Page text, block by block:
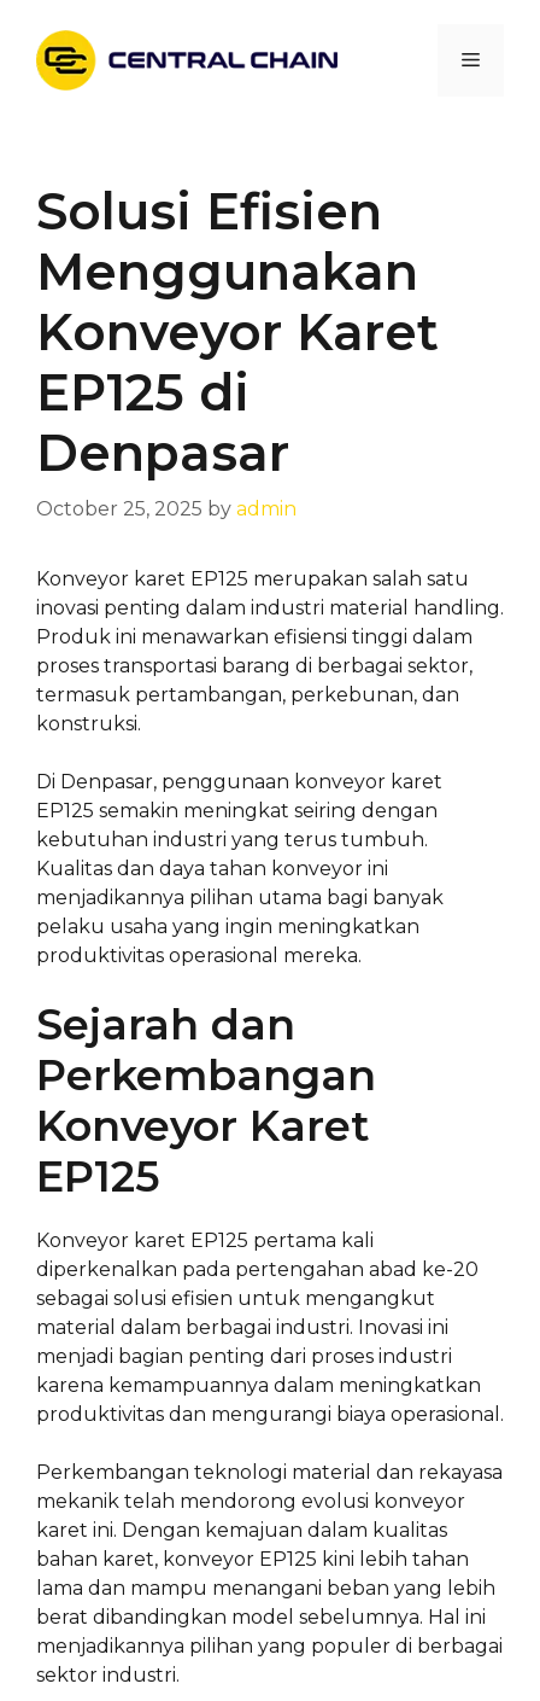
content
Menu
Solusi Efisien
Menggunakan
Konveyor Karet
EP125 di
Denpasar
October 25, 2025 by admin
Konveyor karet EP125 merupakan salah satu
inovasi penting dalam industri material handling.
Produk ini menawarkan efisiensi tinggi dalam
proses transportasi barang di berbagai sektor,
termasuk pertambangan, perkebunan, dan
konstruksi.
Di Denpasar, penggunaan konveyor karet
EP125 semakin meningkat seiring dengan
kebutuhan industri yang terus tumbuh.
Kualitas dan daya tahan konveyor ini
menjadikannya pilihan utama bagi banyak
pelaku usaha yang ingin meningkatkan
produktivitas operasional mereka.
Sejarah dan
Perkembangan
Konveyor Karet
EP125
Konveyor karet EP125 pertama kali
diperkenalkan pada pertengahan abad ke-20
sebagai solusi efisien untuk mengangkut
material dalam berbagai industri. Inovasi ini
menjadi bagian penting dari proses industri
karena kemampuannya dalam meningkatkan
produktivitas dan mengurangi biaya operasional.
Perkembangan teknologi material dan rekayasa
mekanik telah mendorong evolusi konveyor
karet ini. Dengan kemajuan dalam kualitas
bahan karet, konveyor EP125 kini lebih tahan
lama dan mampu menangani beban yang lebih
berat dibandingkan model sebelumnya. Hal ini
menjadikannya pilihan yang populer di berbagai
sektor industri.